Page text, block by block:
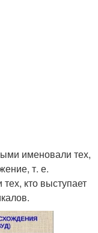
именовали тех,
т. е.
кто выступает